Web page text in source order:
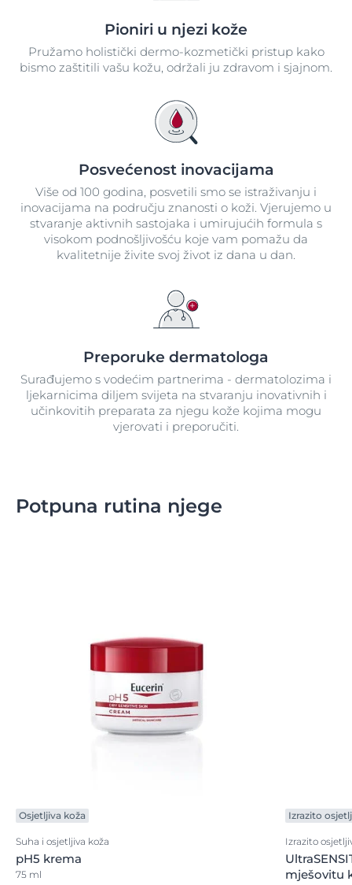
Pioniri u njezi kože
Pružamo holistički dermo-kozmetički pristup kako
bismo zaštitili vašu kožu, održali ju zdravom i sjajnom.
Posvećenost inovacijama
Više od 100 godina, posvetili smo se istraživanju i
inovacijama na području znanosti o koži. Vjerujemo u
stvaranje aktivnih sastojaka i umirujućih formula s
visokom podnošljivošću koje vam pomažu da
kvalitetnije živite svoj život iz dana u dan.
Preporuke dermatologa
Surađujemo s vodećim partnerima - dermatolozima i
ljekarnicima diljem svijeta na stvaranju inovativnih i
učinkovitih preparata za njegu kože kojima mogu
vjerovati i preporučiti.
Potpuna rutina njege
Osjetljiva koža
Suha i osjetljiva koža
pH5 krema
75 ml
Izrazito
Izrazito
mješovitu